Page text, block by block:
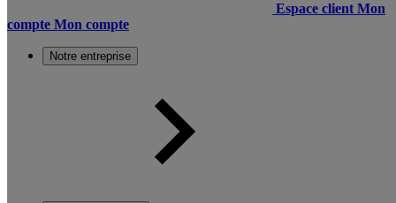
Espace client Mon
compte Mon compte
Notre entreprise